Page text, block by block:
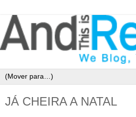
JÁ CHEIRA A NATAL